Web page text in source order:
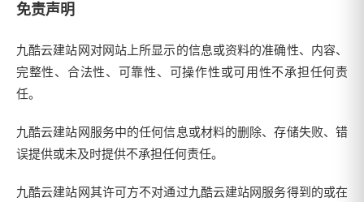
免责声明
九酷云建站网对网站上所显示的信息或资料的准确性、内容、
完整性、合法性、可靠性、可操作性或可用性不承担任何责
任。
九酷云建站网服务中的任何信息或材料的删除、存储失败、错
误提供或未及时提供不承担任何责任。
九酷云建站网其许可方不对通过九酷云建站网服务得到的或在